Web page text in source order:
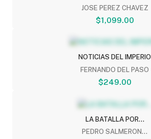
JOSE PEREZ CHAVEZ
$1,099.00
NOTICIAS DEL IMPERIO
FERNANDO DEL PASO
$249.00
LA BATALLA POR...
PEDRO SALMERON...